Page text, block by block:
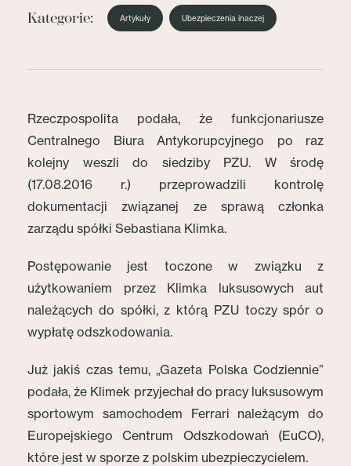
Kategorie: Artykuły Ubezpieczenia inaczej
Rzeczpospolita podała, że funkcjonariusze
Centralnego Biura Antykorupcyjnego po raz
kolejny weszli do siedziby PZU. W środę
(17.08.2016 r.) przeprowadzili kontrolę
dokumentacji związanej ze sprawą członka
zarządu spółki Sebastiana Klimka.
Postępowanie jest toczone w związku z
użytkowaniem przez Klimka luksusowych aut
należących do spółki, z którą PZU toczy spór o
wypłatę odszkodowania.
Już jakiś czas temu, „Gazeta Polska Codziennie”
podała, że Klimek przyjechał do pracy luksusowym
sportowym samochodem Ferrari należącym do
Europejskiego Centrum Odszkodowań (EuCO),
które jest w sporze z polskim ubezpieczycielem.